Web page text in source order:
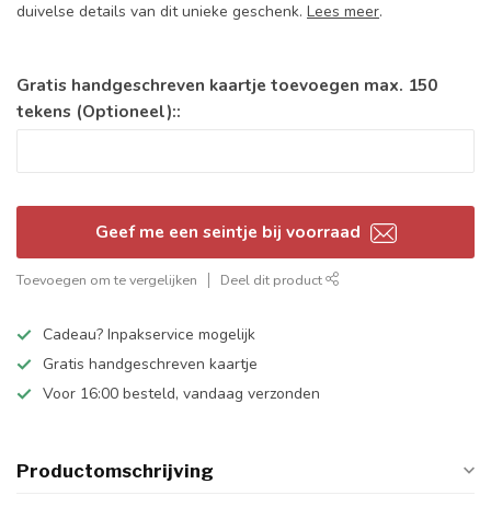
duivelse details van dit unieke geschenk. Lees meer.
Gratis handgeschreven kaartje toevoegen max. 150
tekens (Optioneel)::
Geef me een seintje bij voorraad
Toevoegen om te vergelijken Deel dit product
Cadeau? Inpakservice mogelijk
Gratis handgeschreven kaartje
Voor 16:00 besteld, vandaag verzonden
Productomschrijving